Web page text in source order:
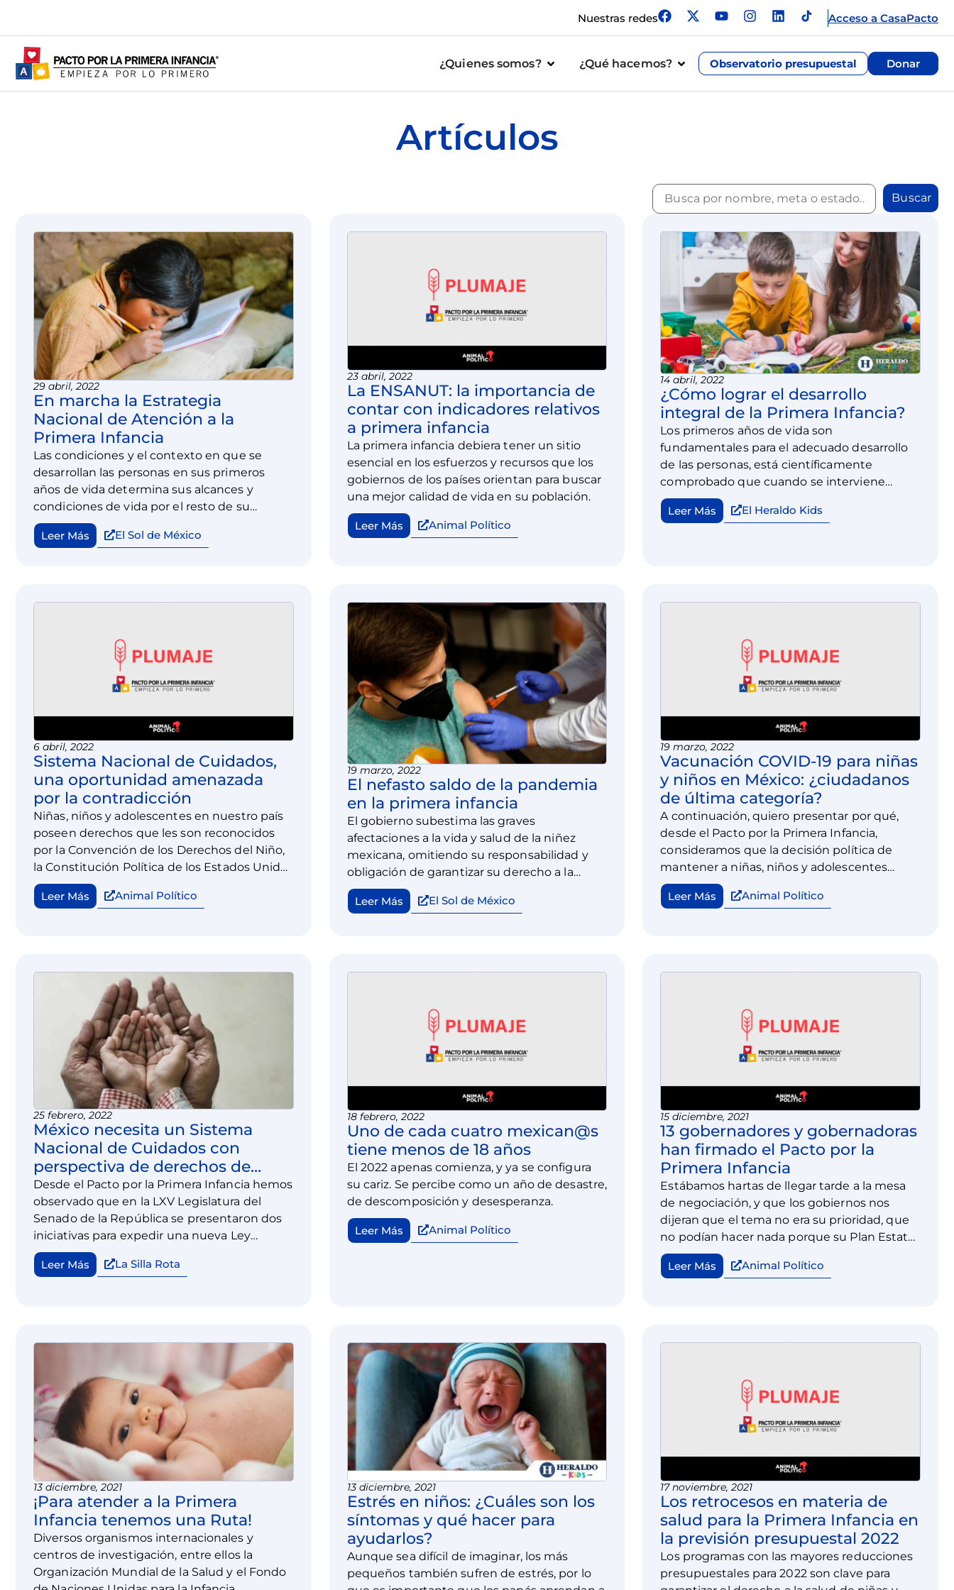
Nuestras redes Acceso a CasaPacto
¿Quienes somos? ¿Qué hacemos? Observatorio presupuestal Donar
Artículos
Buscar
29 abril, 2022
En marcha la Estrategia
Nacional de Atención a la
Primera Infancia
Las condiciones y el contexto en que se
desarrollan las personas en sus primeros
años de vida determina sus alcances y
condiciones de vida por el resto de su
existencia. Innumerables estudios científicos
de todas las disciplinas, lo comprueban.
Leer Más El Sol de México
23 abril, 2022
La ENSANUT: la importancia de
contar con indicadores relativos
a primera infancia
La primera infancia debiera tener un sitio
esencial en los esfuerzos y recursos que los
gobiernos de los países orientan para buscar
una mejor calidad de vida en su población.
Leer Más Animal Político
14 abril, 2022
¿Cómo lograr el desarrollo
integral de la Primera Infancia?
Los primeros años de vida son
fundamentales para el adecuado desarrollo
de las personas, está científicamente
comprobado que cuando se interviene
oportunamente en los primeros años de vida
se forman adultos con una sólida estructura
Leer Más El Heraldo Kids
6 abril, 2022
Sistema Nacional de Cuidados,
una oportunidad amenazada
por la contradicción
Niñas, niños y adolescentes en nuestro país
poseen derechos que les son reconocidos
por la Convención de los Derechos del Niño,
la Constitución Política de los Estados Unidos
Mexicanos y la Ley General de Derechos de
Niñas, Niños y Adolescentes. Estos
claramente las niñas, niños y adolescentes
deben ser considerados como prioridad,
especialmente por los actores
gubernamentales que toman decisiones
que les afecten de manera directa.
Leer Más Animal Político
19 marzo, 2022
El nefasto saldo de la pandemia
en la primera infancia
El gobierno subestima las graves
afectaciones a la vida y salud de la niñez
mexicana, omitiendo su responsabilidad y
obligación de garantizar su derecho a la
salud, al excluirlos de la vacunación universal
contra el Covid-19.
Leer Más El Sol de México
19 marzo, 2022
Vacunación COVID-19 para niñas
y niños en México: ¿ciudadanos
de última categoría?
A continuación, quiero presentar por qué,
desde el Pacto por la Primera Infancia,
consideramos que la decisión política de
mantener a niñas, niños y adolescentes
menores de 15 años fuera del esquema de
vacunación COVID-19 es insostenible desde
Leer Más Animal Político
25 febrero, 2022
México necesita un Sistema
Nacional de Cuidados con
perspectiva de derechos de
niñez
Desde el Pacto por la Primera Infancia hemos
observado que en la LXV Legislatura del
Senado de la República se presentaron dos
iniciativas para expedir una nueva Ley
General del Sistema Nacional de Cuidados.
Leer Más
La Silla Rota
18 febrero, 2022
Uno de cada cuatro mexican@s
tiene menos de 18 años
El 2022 apenas comienza, y ya se configura
su cariz. Se percibe como un año de desastre,
de descomposición y desesperanza.
Leer Más Animal Político
15 diciembre, 2021
13 gobernadores y gobernadoras
han firmado el Pacto por la
Primera Infancia
Estábamos hartas de llegar tarde a la mesa
de negociación, y que los gobiernos nos
dijeran que el tema no era su prioridad, que
no podían hacer nada porque su Plan Estatal
de Desarrollo y sus programas sectoriales,
especiales o institucionales no lo
Leer Más Animal Político
13 diciembre, 2021
¡Para atender a la Primera
Infancia tenemos una Ruta!
Diversos organismos internacionales y
centros de investigación, entre ellos la
Organización Mundial de la Salud y el Fondo
13 diciembre, 2021
Estrés en niños: ¿Cuáles son los
síntomas y qué hacer para
ayudarlos?
Aunque sea difícil de imaginar, los más
pequeños también sufren de estrés, por lo
17 noviembre, 2021
Los retrocesos en materia de
salud para la Primera Infancia en
la previsión presupuestal 2022
Los programas con las mayores reducciones
presupuestales para 2022 son clave para